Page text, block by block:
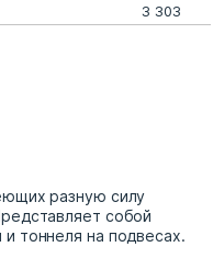
3 303
разную силу
собой
тоннеля на подвесах.